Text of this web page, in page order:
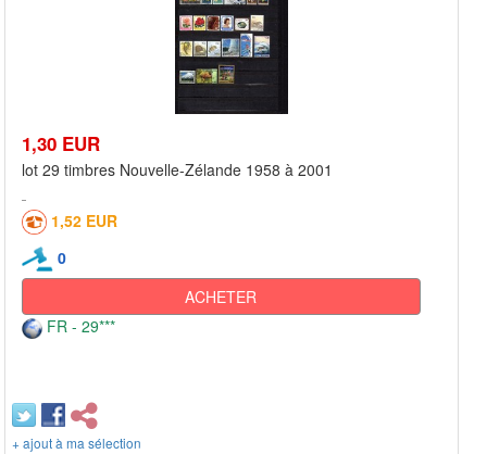
1,30 EUR
lot 29 timbres Nouvelle-Zélande 1958 à 2001
1,52 EUR
0
ACHETER
FR - 29***
+ ajout à ma sélection